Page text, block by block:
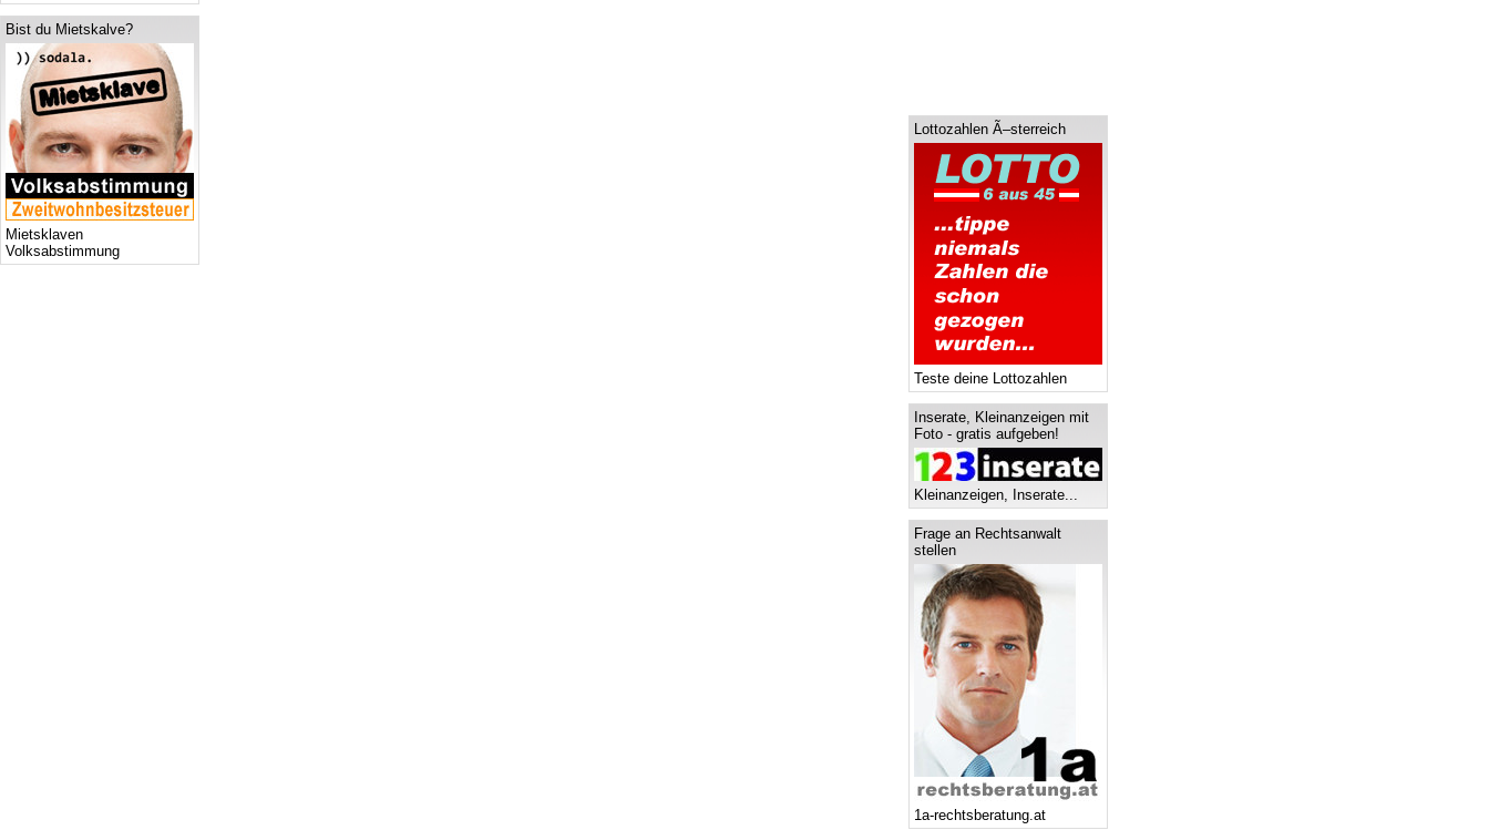
Bist du Mietskalve?
Mietsklaven
Volksabstimmung
Lottozahlen Ã–sterreich
Teste deine Lottozahlen
Inserate, Kleinanzeigen mit
Foto - gratis aufgeben!
Kleinanzeigen, Inserate...
Frage an Rechtsanwalt
stellen
1a-rechtsberatung.at